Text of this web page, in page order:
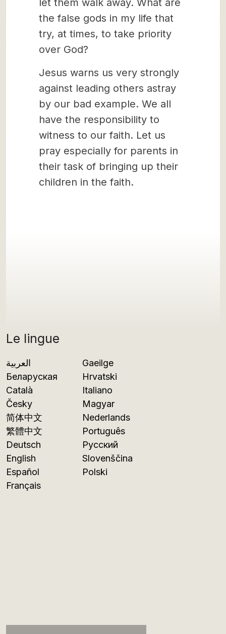
Le lingue
العربية
Беларуская
Català
Česky
简体中文
繁體中文
Deutsch
English
Español
Français
Gaeilge
Hrvatski
Italiano
Magyar
Nederlands
Português
Русский
Slovenščina
Polski
let them walk away. What are
the false gods in my life that
try, at times, to take priority
over God?
Jesus warns us very strongly
against leading others astray
by our bad example. We all
have the responsibility to
witness to our faith. Let us
pray especially for parents in
their task of bringing up their
children in the faith.